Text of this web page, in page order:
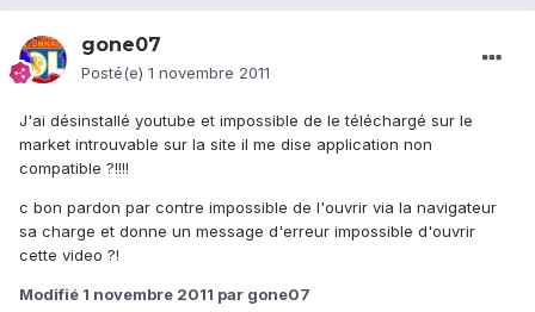
gone07
Posté(e) 1 novembre 2011
J'ai désinstallé youtube et impossible de le téléchargé sur le
market introuvable sur la site il me dise application non
compatible ?!!!!
c bon pardon par contre impossible de l'ouvrir via la navigateur
sa charge et donne un message d'erreur impossible d'ouvrir
cette video ?!
Modifié 1 novembre 2011 par gone07